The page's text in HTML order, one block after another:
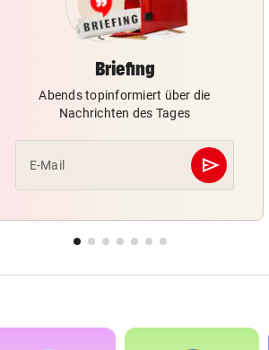
Briefing
Abends topinformiert über die
Nachrichten des Tages
E-Mail send
Abschicken